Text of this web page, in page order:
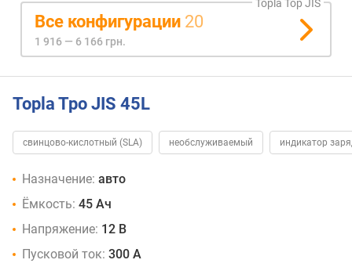
Topla Top JIS
Все конфигурации 20
1 916 — 6 166 грн.
Topla Tpo JIS 45L
свинцово-кислотный (SLA) необслуживаемый индикатор
Назначение: авто
Ёмкость: 45 Ач
Напряжение: 12 В
Пусковой ток: 300 А